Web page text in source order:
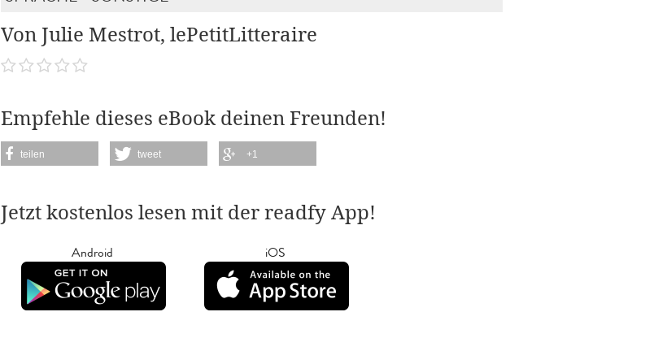
Von Julie Mestrot, lePetitLitteraire
Empfehle dieses eBook deinen Freunden!
teilen tweet +1
Jetzt kostenlos lesen mit der readfy App!
Android iOS